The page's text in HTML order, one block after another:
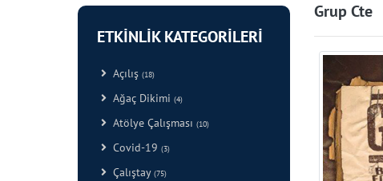
ETKİNLİK KATEGORİLERİ
Açılış (18)
Ağaç Dikimi (4)
Atölye Çalışması (10)
Covid-19 (3)
Çalıştay (75)
Grup Cte